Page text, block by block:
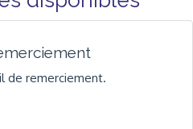
de remerciement.